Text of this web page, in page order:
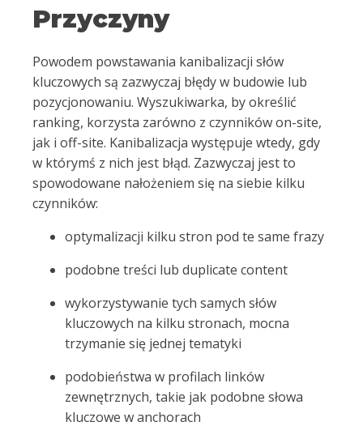
Przyczyny
Powodem powstawania kanibalizacji słów
kluczowych są zazwyczaj błędy w budowie lub
pozycjonowaniu. Wyszukiwarka, by określić
ranking, korzysta zarówno z czynników on-site,
jak i off-site. Kanibalizacja występuje wtedy, gdy
w którymś z nich jest błąd. Zazwyczaj jest to
spowodowane nałożeniem się na siebie kilku
czynników:
optymalizacji kilku stron pod te same frazy
podobne treści lub duplicate content
wykorzystywanie tych samych słów
kluczowych na kilku stronach, mocna
trzymanie się jednej tematyki
podobieństwa w profilach linków
zewnętrznych, takie jak podobne słowa
kluczowe w anchorach